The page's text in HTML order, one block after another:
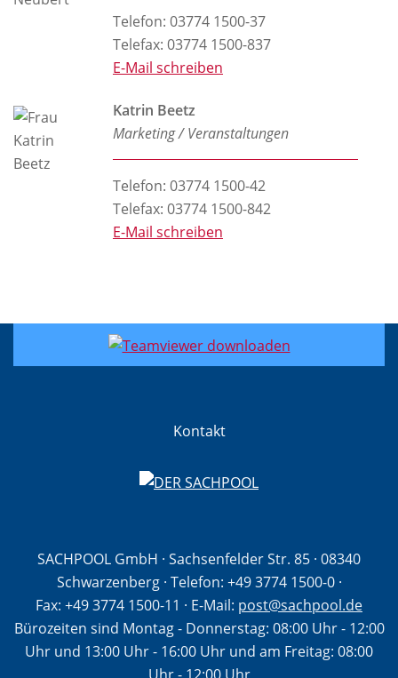
Telefon: 03774 1500-37
Telefax: 03774 1500-837
E-Mail schreiben
Katrin Beetz
Marketing / Veranstaltungen
Telefon: 03774 1500-42
Telefax: 03774 1500-842
E-Mail schreiben
Kontakt
SACHPOOL GmbH · Sachsenfelder Str. 85 · 08340
Schwarzenberg · Telefon: +49 3774 1500-0·
Fax: +49 3774 1500-11 · E-Mail: post@sachpool.de
Bürozeiten sind Montag - Donnerstag: 08:00 Uhr - 12:00
Uhr und 13:00 Uhr - 16:00 Uhr und am Freitag: 08:00